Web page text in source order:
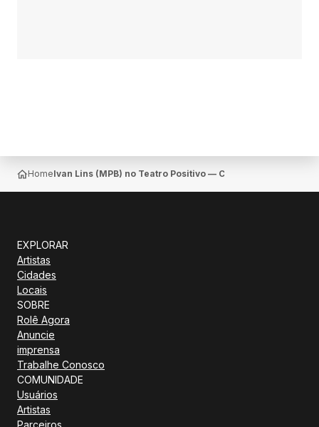
HomeIvan Lins (MPB) no Teatro Positivo — Campo Comprido
EXPLORAR
Artistas
Cidades
Locais
SOBRE
Rolê Agora
Anuncie
imprensa
Trabalhe Conosco
COMUNIDADE
Usuários
Artistas
Parceiros